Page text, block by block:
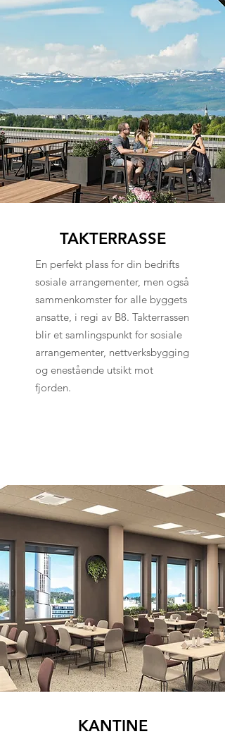
TAKTERRASSE
En perfekt plass for din bedrifts
sosiale arrangementer, men også
sammenkomster for alle byggets
ansatte, i regi av B8. Takterrassen
blir et samlingspunkt for sosiale
arrangementer, nettverksbygging
og enestående utsikt mot
fjorden.
KANTINE